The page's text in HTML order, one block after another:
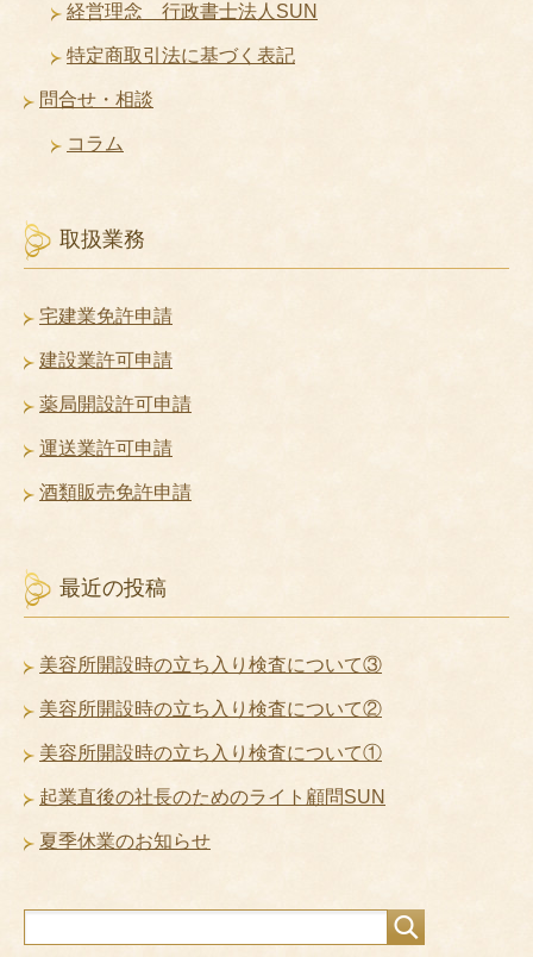
経営理念 行政書士法人SUN
特定商取引法に基づく表記
問合せ・相談
コラム
取扱業務
宅建業免許申請
建設業許可申請
薬局開設許可申請
運送業許可申請
酒類販売免許申請
最近の投稿
美容所開設時の立ち入り検査について③
美容所開設時の立ち入り検査について②
美容所開設時の立ち入り検査について①
起業直後の社長のためのライト顧問SUN
夏季休業のお知らせ